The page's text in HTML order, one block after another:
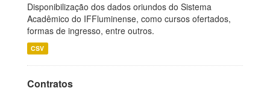
Disponibilização dos dados oriundos do Sistema
Acadêmico do IFFluminense, como cursos ofertados,
formas de ingresso, entre outros.
CSV
Contratos